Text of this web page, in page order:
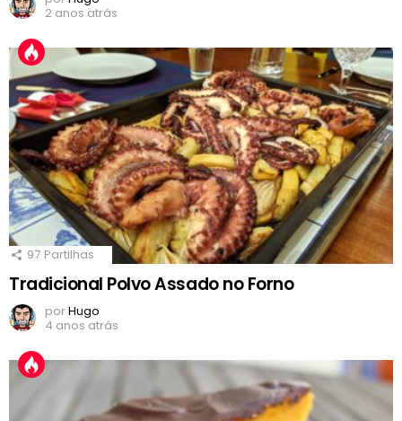
2 anos atrás
97 Partilhas
Tradicional Polvo Assado no Forno
porHugo
4 anos atrás